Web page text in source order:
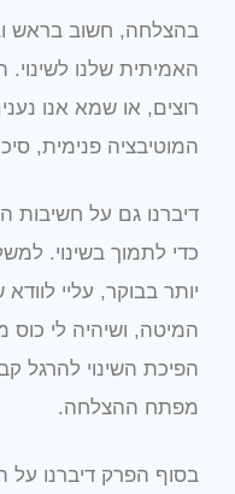
בהצלחה, חשוב בראש
האמיתית שלנו
רוצים, או שמא אנו
המוטיבציה פנימית,
דיברנו גם על חשיבות
כדי לתמוך בשינוי.
יותר בבוקר, עליי
המיטה, ושיהיה לי כוס
הפיכת השינוי להרגל
מפתח ההצלחה.
בסוף הפרק דיברנו על